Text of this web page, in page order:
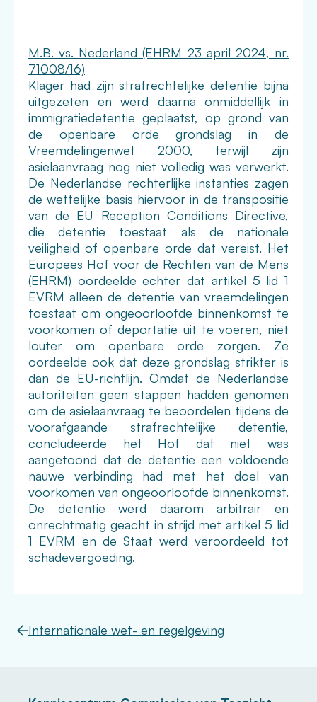
M.B. vs. Nederland (EHRM 23 april 2024, nr.
71008/16)
Klager had zijn strafrechtelijke detentie bijna
uitgezeten en werd daarna onmiddellijk in
immigratiedetentie geplaatst, op grond van
de openbare orde grondslag in de
Vreemdelingenwet 2000, terwijl zijn
asielaanvraag nog niet volledig was verwerkt.
De Nederlandse rechterlijke instanties zagen
de wettelijke basis hiervoor in de transpositie
van de EU Reception Conditions Directive,
die detentie toestaat als de nationale
veiligheid of openbare orde dat vereist. Het
Europees Hof voor de Rechten van de Mens
(EHRM) oordeelde echter dat artikel 5 lid 1
EVRM alleen de detentie van vreemdelingen
toestaat om ongeoorloofde binnenkomst te
voorkomen of deportatie uit te voeren, niet
louter om openbare orde zorgen. Ze
oordeelde ook dat deze grondslag strikter is
dan de EU-richtlijn. Omdat de Nederlandse
autoriteiten geen stappen hadden genomen
om de asielaanvraag te beoordelen tijdens de
voorafgaande strafrechtelijke detentie,
concludeerde het Hof dat niet was
aangetoond dat de detentie een voldoende
nauwe verbinding had met het doel van
voorkomen van ongeoorloofde binnenkomst.
De detentie werd daarom arbitrair en
onrechtmatig geacht in strijd met artikel 5 lid
1 EVRM en de Staat werd veroordeeld tot
schadevergoeding.
Internationale wet- en regelgeving